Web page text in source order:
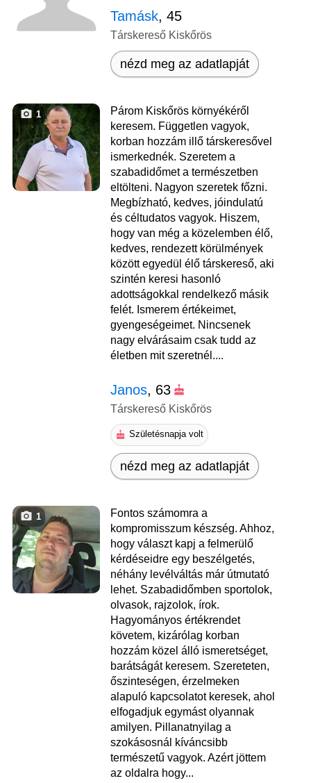
Tamásk, 45
Társkereső Kiskőrös
nézd meg az adatlapját
1
Párom Kiskőrös környékéről
keresem. Független vagyok,
korban hozzám illő társkeresővel
ismerkednék. Szeretem a
szabadidőmet a természetben
eltölteni. Nagyon szeretek főzni.
Megbízható, kedves, jóindulatú
és céltudatos vagyok. Hiszem,
hogy van még a közelemben élő,
kedves, rendezett körülmények
között egyedül élő társkereső, aki
szintén keresi hasonló
adottságokkal rendelkező másik
felét. Ismerem értékeimet,
gyengeségeimet. Nincsenek
nagy elvárásaim csak tudd az
életben mit szeretnél....
Janos, 63
Társkereső Kiskőrös
Születésnapja volt
nézd meg az adatlapját
1
Fontos számomra a
kompromisszum készség. Ahhoz,
hogy választ kapj a felmerülő
kérdéseidre egy beszélgetés,
néhány levélváltás már útmutató
lehet. Szabadidőmben sportolok,
olvasok, rajzolok, írok.
Hagyományos értékrendet
követem, kizárólag korban
hozzám közel álló ismeretséget,
barátságát keresem. Szereteten,
őszinteségen, érzelmeken
alapuló kapcsolatot keresek, ahol
elfogadjuk egymást olyannak
amilyen. Pillanatnyilag a
szokásosnál kíváncsibb
természetű vagyok. Azért jöttem
az oldalra hogy...